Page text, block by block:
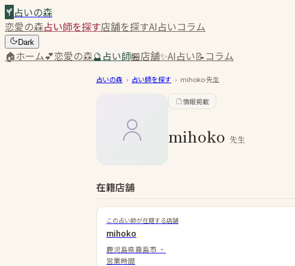
占いの森
恋愛の森占い師を探す店舗を探すAI占いコラム
Dark
🏠ホーム💕恋愛の森🔮占い師🏪店舗✨AI占い📝コラム
占いの森 › 占い師を探す › mihoko先生
情報掲載
mihoko 先生
在籍店舗
この占い師が在籍する店舗
mihoko
鹿児島県霧島市 ・
営業時間